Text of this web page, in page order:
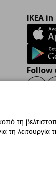
IKEA
Follow
τη